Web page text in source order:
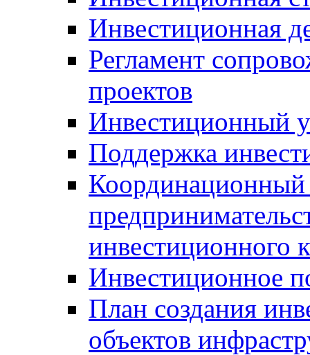
Инвестиционная
Регламент
проектов
Инвестиционный
Поддержка
Координационный
инвестиционного
Инвестиционное
План создания
объектов